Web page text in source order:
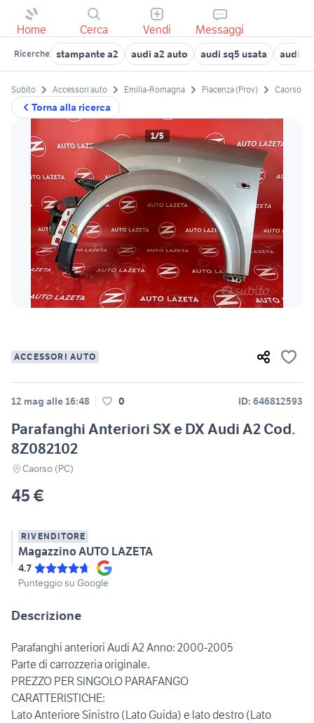
Home Cerca Vendi Messaggi
Ricerche stampante a2 audi a2 auto audi sq5 usata audi
Torna alla ricerca
Subito Accessori auto Emilia-Romagna Piacenza (Prov) Caorso
1/5
ACCESSORI AUTO
12 mag alle 16:48 0 ID: 646812593
Parafanghi Anteriori SX e DX Audi A2 Cod.
8Z082102
Caorso (PC)
45 €
RIVENDITORE
Magazzino AUTO LAZETA
4.7
Punteggio su Google
Descrizione
Parafanghi anteriori Audi A2 Anno: 2000-2005
Parte di carrozzeria originale.
PREZZO PER SINGOLO PARAFANGO
CARATTERISTICHE:
Lato Anteriore Sinistro (Lato Guida) e lato destro (Lato